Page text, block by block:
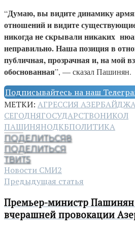
“Думаю, вы видите динамику
отношений и видите
никогда не скрывали никаких
неправильно. Наша позиция в
публичная, прозрачная и, на мой
обоснованная”, — сказал Пашинян.
Подписывайтесь на наш
МЕТКИ: АГРЕССИЯ
СЕГОДНЯГОСУДАРСТВОНИКОЛ
ПАШИНЯНОДКБПОЛИТИКА
ПОДЕЛИТЬСЯ8
ПОДЕЛИТЬСЯ
ТВИТ5
Новости СМИ2
Предыдущая статья
Премьер-министр Пашинян
вчерашней провокации